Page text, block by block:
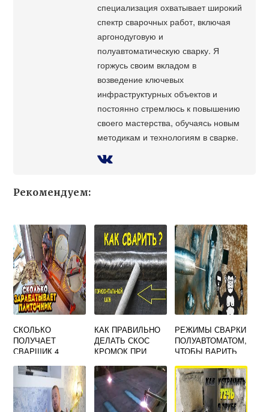
специализация охватывает широкий
спектр сварочных работ, включая
аргонодуговую и
полуавтоматическую сварку. Я
горжусь своим вкладом в
возведение ключевых
инфраструктурных объектов и
постоянно стремлюсь к повышению
своего мастерства, обучаясь новым
методикам и технологиям в сварке.
Рекомендуем:
СКОЛЬКО
ПОЛУЧАЕТ
СВАРЩИК 4
КАК ПРАВИЛЬНО
ДЕЛАТЬ СКОС
КРОМОК ПРИ
СТЫКОВЫХ
ШВОВ В
ГОРИЗОНТАЛЬНО
М ПОЛОЖЕНИИ
РЕЖИМЫ СВАРКИ
ПОЛУАВТОМАТОМ,
ЧТОБЫ ВАРИТЬ